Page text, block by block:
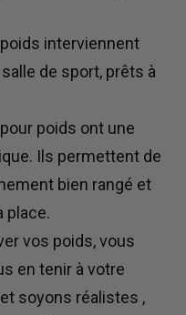
interviennent
de sport, prêts à
poids ont une
Ils permettent de
bien rangé et
place.
vos poids, vous
en tenir à votre
soyons réalistes ,